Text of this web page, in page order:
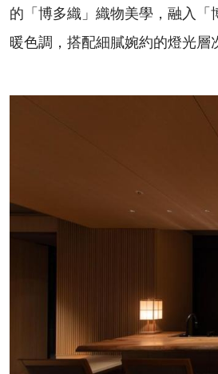
的「博多織」織物美學，融入
暖色調，搭配細膩婉約的燈光層